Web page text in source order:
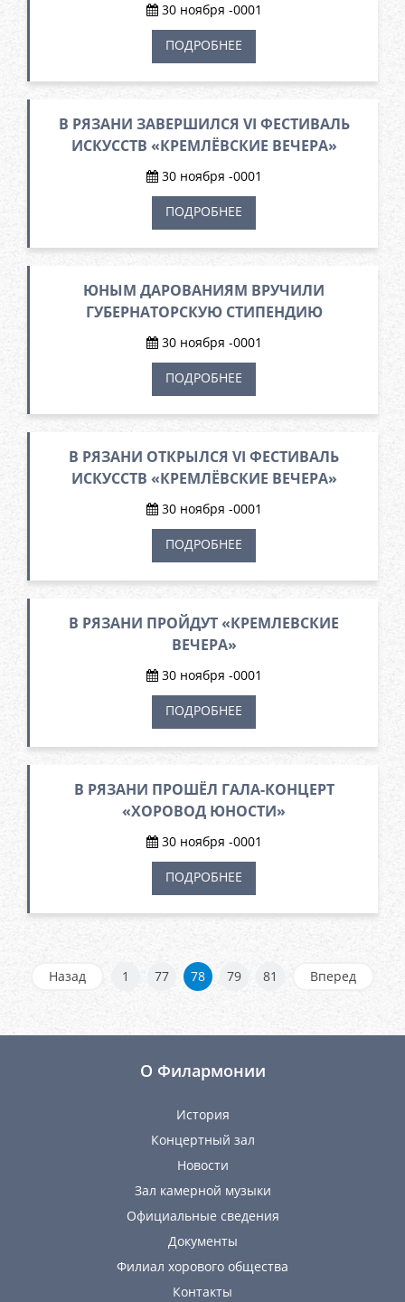
30 ноября -0001
ПОДРОБНЕЕ
В РЯЗАНИ ЗАВЕРШИЛСЯ VI ФЕСТИВАЛЬ
ИСКУССТВ «КРЕМЛЁВСКИЕ ВЕЧЕРА»
30 ноября -0001
ПОДРОБНЕЕ
ЮНЫМ ДАРОВАНИЯМ ВРУЧИЛИ
ГУБЕРНАТОРСКУЮ СТИПЕНДИЮ
30 ноября -0001
ПОДРОБНЕЕ
В РЯЗАНИ ОТКРЫЛСЯ VI ФЕСТИВАЛЬ
ИСКУССТВ «КРЕМЛЁВСКИЕ ВЕЧЕРА»
30 ноября -0001
ПОДРОБНЕЕ
В РЯЗАНИ ПРОЙДУТ «КРЕМЛЕВСКИЕ
ВЕЧЕРА»
30 ноября -0001
ПОДРОБНЕЕ
В РЯЗАНИ ПРОШЁЛ ГАЛА-КОНЦЕРТ
«ХОРОВОД ЮНОСТИ»
30 ноября -0001
ПОДРОБНЕЕ
Назад 1 77 78 79 81 Вперед
О Филармонии
История
Концертный зал
Новости
Зал камерной музыки
Официальные сведения
Документы
Филиал хорового общества
Контакты